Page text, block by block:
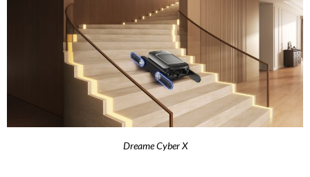
Dreame Cyber X